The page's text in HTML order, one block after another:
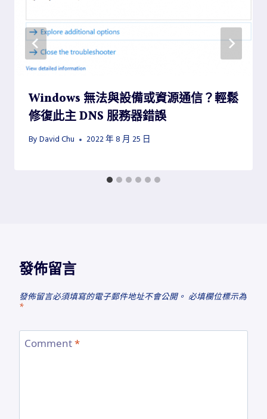
Windows 無法與設備或資源通信？輕鬆
修復此主 DNS 服務器錯誤
By David Chu 2022 年 8 月 25 日
發佈留言
發佈留言必須填寫的電子郵件地址不會公開。 必填欄位標示為
*
Comment*